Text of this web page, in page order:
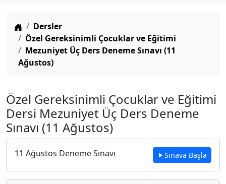
Anasayfa
Dersler
Özel Gereksinimli Çocuklar ve Eğitimi
Mezuniyet Üç Ders Deneme Sınavı (11
Ağustos)
Özel Gereksinimli Çocuklar ve Eğitimi
Dersi Mezuniyet Üç Ders Deneme
Sınavı (11 Ağustos)
11 Ağustos Deneme Sınavı Sınava Başla